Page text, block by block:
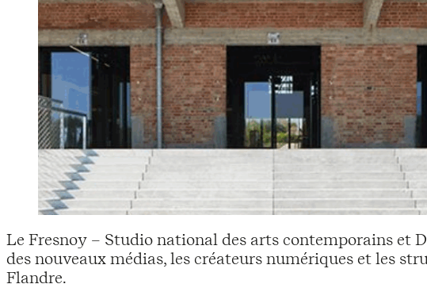
Le Fresnoy – Studio national des arts contemporains et
des nouveaux médias, les créateurs numériques et les
Flandre.